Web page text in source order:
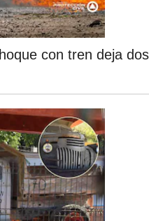
con tren deja dos